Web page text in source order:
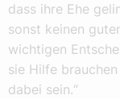
dass ihre Ehe
sonst keinen
wichtigen
sie Hilfe
dabei sein.“